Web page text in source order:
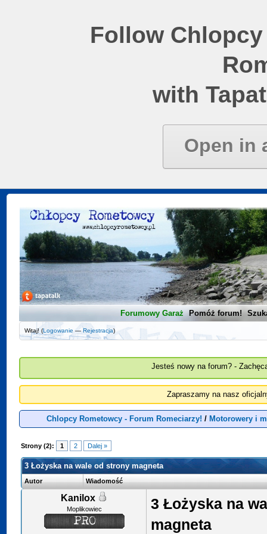
Follow
with
Open in
Forumowy Garaż Pomóż forum!
Witaj! (Logowanie —Rejestracja)
Jesteś nowy na forum? -
Zapraszamy na nasz
Chlopcy Rometowcy - Forum Romeciarzy! / Motorowery i
Strony (2): 1 2 Dalej »
3 Łożyska na wale od strony magneta
Autor Wiadomość
Kanilox
Moplikowiec
3 Łożyska na
magneta